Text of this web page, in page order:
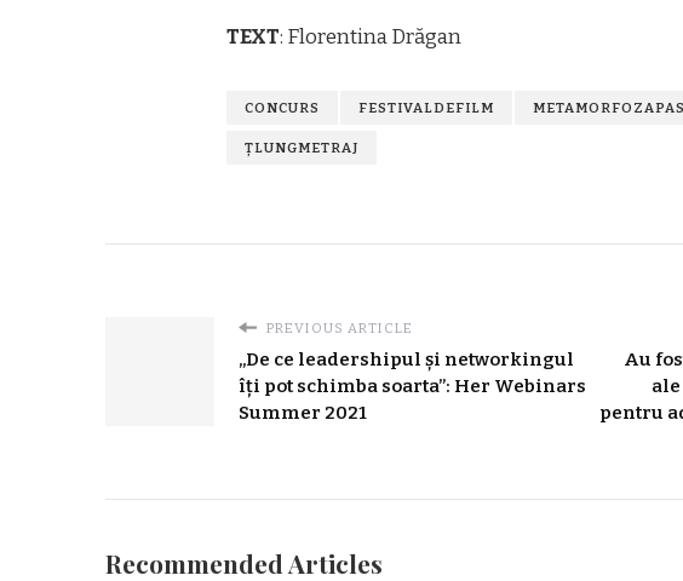
TEXT: Florentina Drăgan
CONCURS FESTIVALDEFILM
ȚLUNGMETRAJ
PREVIOUS ARTICLE
„De ce leadershipul și networkingul
îți pot schimba soarta”: Her Webinars
Summer 2021
Au
pentru
Recommended Articles